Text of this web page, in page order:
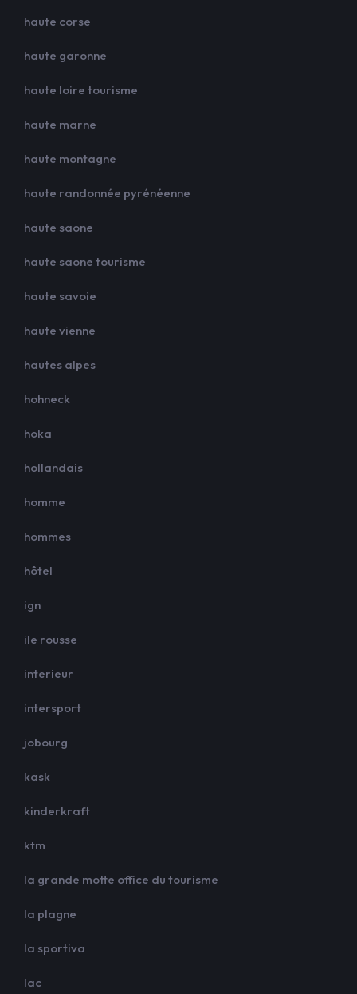
haute corse
haute garonne
haute loire tourisme
haute marne
haute montagne
haute randonnée pyrénéenne
haute saone
haute saone tourisme
haute savoie
haute vienne
hautes alpes
hohneck
hoka
hollandais
homme
hommes
hôtel
ign
ile rousse
interieur
intersport
jobourg
kask
kinderkraft
ktm
la grande motte office du tourisme
la plagne
la sportiva
lac